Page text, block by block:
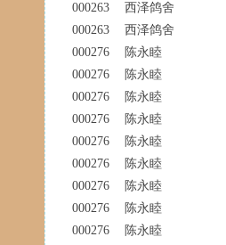
000263
西泽鸽舍
000263
西泽鸽舍
000276
陈永睦
000276
陈永睦
000276
陈永睦
000276
陈永睦
000276
陈永睦
000276
陈永睦
000276
陈永睦
000276
陈永睦
000276
陈永睦